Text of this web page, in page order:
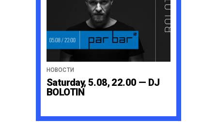
НОВОСТИ
Saturday, 5.08, 22.00 — DJ
BOLOTIN